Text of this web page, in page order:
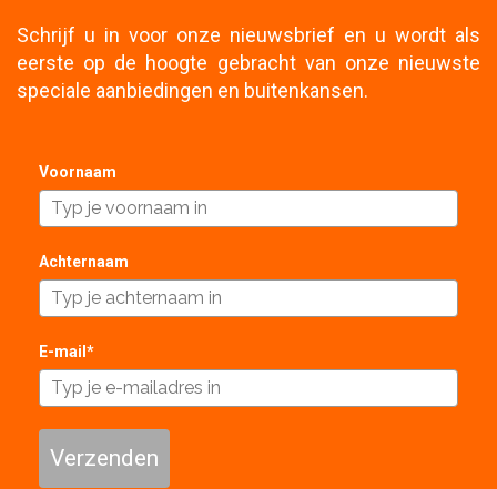
Schrijf u in voor onze nieuwsbrief en u wordt als
eerste op de hoogte gebracht van onze nieuwste
speciale aanbiedingen en buitenkansen.
Voornaam
Achternaam
E-mail*
Verzenden